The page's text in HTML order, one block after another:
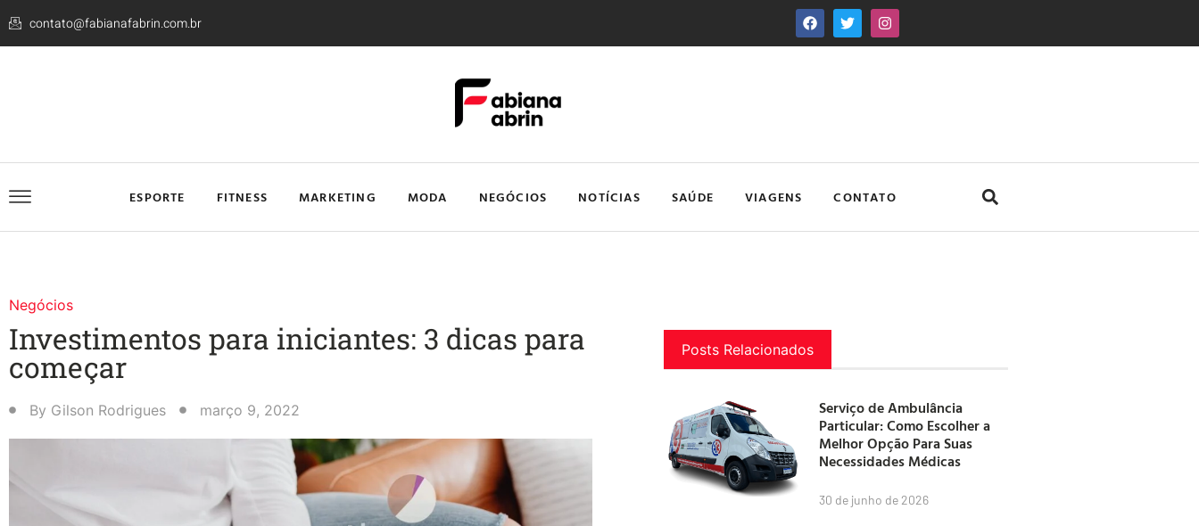
contato@fabianafabrin.com.br
ESPORTE FITNESS MARKETING MODA NEGÓCIOS NOTÍCIAS SAÚDE VIAGENS CONTATO
Negócios
Investimentos para iniciantes: 3 dicas para
começar
By Gilson Rodrigues março 9, 2022
Posts Relacionados
Serviço de Ambulância
Particular: Como Escolher a
Melhor Opção Para Suas
Necessidades Médicas
30 de junho de 2026